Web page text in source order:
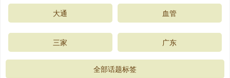
大通 血管
三家 广东
全部话题标签